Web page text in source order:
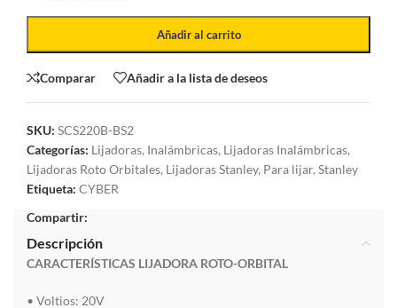
Añadir al carrito
Comparar Añadir a la lista de deseos
SKU: SCS220B-BS2
Categorías: Lijadoras, Inalámbricas, Lijadoras Inalámbricas,
Lijadoras Roto Orbitales, Lijadoras Stanley, Para lijar, Stanley
Etiqueta: CYBER
Compartir:
Descripción
CARACTERÍSTICAS LIJADORA ROTO-ORBITAL
• Voltios: 20V